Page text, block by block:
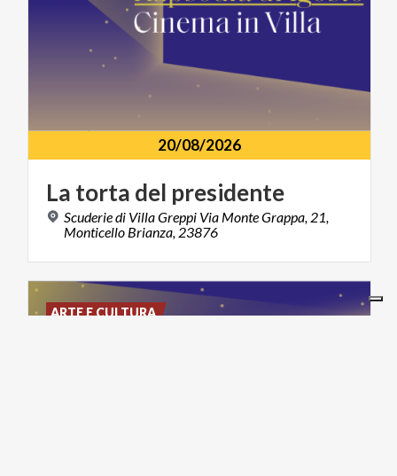
20/08/2026
La torta del presidente
Scuderie di Villa Greppi Via Monte Grappa, 21,
Monticello Brianza, 23876
ARTE E CULTURA